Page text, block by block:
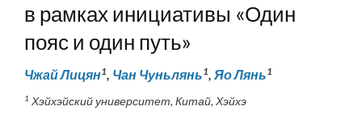
в рамках инициативы «Один
пояс и один путь»
Чжай Лицян1, Чан Чуньлянь1, Яо Лянь1
1 Хэйхэйский университет, Китай, Хэйхэ